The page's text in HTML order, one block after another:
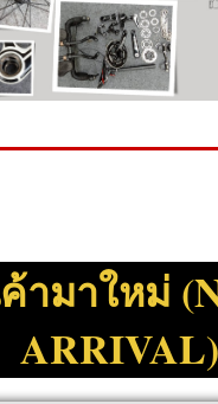
ามาใหม่
ARRIVAL)